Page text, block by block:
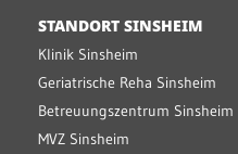
STANDORT SINSHEIM
Klinik Sinsheim
Geriatrische Reha Sinsheim
Betreuungszentrum Sinsheim
MVZ Sinsheim